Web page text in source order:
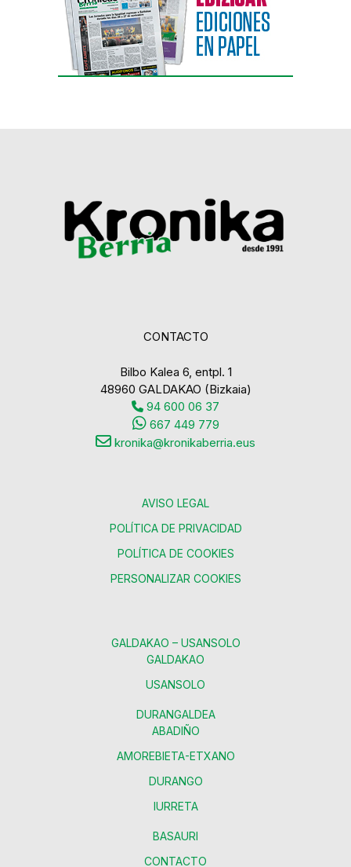
CONTACTO
Bilbo Kalea 6, entpl. 1
48960 GALDAKAO (Bizkaia)
94 600 06 37
667 449 779
kronika@kronikaberria.eus
AVISO LEGAL
POLÍTICA DE PRIVACIDAD
POLÍTICA DE COOKIES
PERSONALIZAR COOKIES
GALDAKAO – USANSOLO
GALDAKAO
USANSOLO
DURANGALDEA
ABADIÑO
AMOREBIETA-ETXANO
DURANGO
IURRETA
BASAURI
CONTACTO